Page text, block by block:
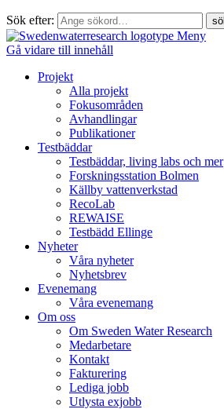
Sök efter:
Meny
Gå vidare till innehåll
Projekt
Alla projekt
Fokusområden
Avhandlingar
Publikationer
Testbäddar
Testbäddar, living labs och mer
Forskningsstation Bolmen
Källby vattenverkstad
RecoLab
REWAISE
Testbädd Ellinge
Nyheter
Våra nyheter
Nyhetsbrev
Evenemang
Våra evenemang
Om oss
Om Sweden Water Research
Medarbetare
Kontakt
Fakturering
Lediga jobb
Utlysta exjobb